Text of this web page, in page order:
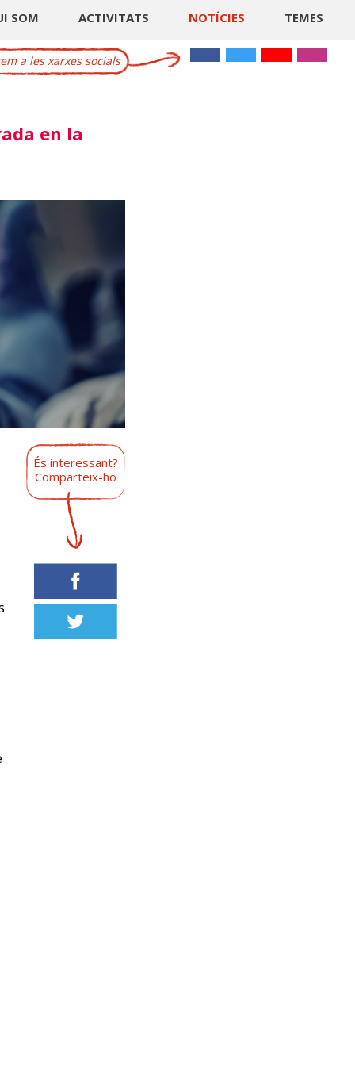
SOM ACTIVITATS NOTÍCIES TEMES
a les xarxes socials
en la
És interessant?
Comparteix-ho